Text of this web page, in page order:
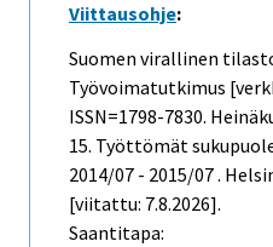
Viittausohje:
Suomen virallinen
Työvoimatutkimus
ISSN=1798-7830.
15. Työttömät
2014/07 - 2015/07 .
[viitattu: 7.8.2026].
Saantitapa: